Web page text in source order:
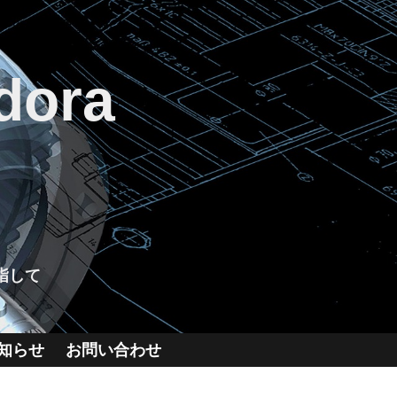
して
らせ お問い合わせ